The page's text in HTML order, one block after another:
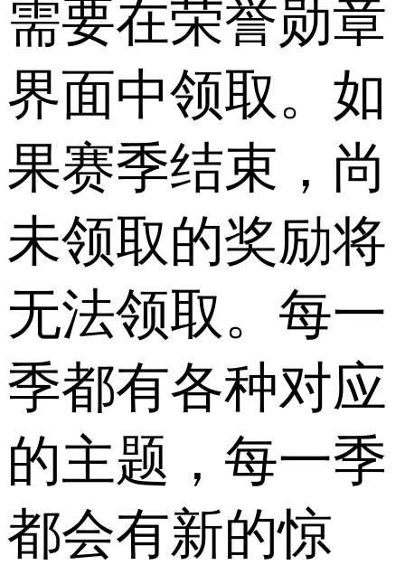
需要在荣誉勋章
界面中领取。如
果赛季结束，尚
未领取的奖励将
无法领取。每一
季都有各种对应
的主题，每一季
都会有新的惊